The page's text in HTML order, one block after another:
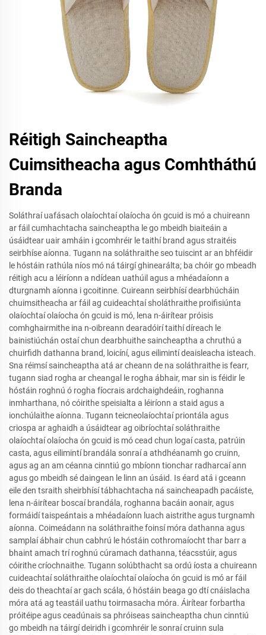
Réitigh Saincheaptha
Cuimsitheacha agus Comhtháthú
Branda
Soláthraí uafásach olaíochtaí olaíocha ón gcuid is mó a chuireann
ar fáil cumhachtacha saincheaptha le go mbeidh biaiteáin a
úsáidtear uair amháin i gcomhréir le taithí brand agus straitéis
seirbhíse aíonna. Tugann na soláthraithe seo tuiscint ar an bhféidir
le hóstáin rathúla níos mó ná táirgí ghinearálta; ba chóir go mbeadh
réitigh acu a léiríonn a ndídean uathúil agus a mhéadaíonn a
dturgnamh aíonna i gcoitinne. Cuireann seirbhísí dearbhúcháin
chuimsitheacha ar fáil ag cuideachtaí sholáthraithe proifisiúnta
olaíochtaí olaíocha ón gcuid is mó, lena n-áirítear próisis
comhghairmithe ina n-oibreann dearadóirí taithí díreach le
bainistiúchán ostaí chun dearbhuithe saincheaptha a chruthú a
chuirfidh dathanna brand, loicíní, agus eilimintí deaisleacha isteach.
Sna réimsí saincheaptha atá ar cheann de na soláthraithe is fearr,
tugann siad rogha ar cheangal le rogha ábhair, mar sin is féidir le
hóstáin roghnú ó rogha fíocrais ardchaighdeáin, roghanna
inmharthana, nó cóirithe speisialta a léiríonn a staid agus a
ionchúlaithe aíonna. Tugann teicneolaíochtaí priontála agus
criospa ar aghaidh a úsáidtear ag oibríochtaí soláthraithe
olaíochtaí olaíocha ón gcuid is mó cead chun logaí casta, patrúin
casta, agus eilimintí brandála sonraí a athdhéanamh go cruinn,
agus ag an am céanna cinntiú go mbíonn tionchar radharcaí ann
agus go mbeidh sé daingean le linn an úsáid. Is éard atá i gceann
eile den tsraith sheirbhísí tábhachtacha ná saincheapadh pacáiste,
lena n-áirítear boscaí brandála, roghanna bacáin aonair, agus
formáidí taispeántais a mhéadaíonn luach aistrithe agus turgnamh
aíonna. Coimeádann na soláthraithe foinsí móra dathanna agus
samplaí ábhair chun cabhrú le hóstáin cothromaíocht thar barr a
bhaint amach trí roghnú cúramach dathanna, téacsstúir, agus
cóirithe críochnaithe. Tugann solúbthacht sa ordú íosta a chuireann
cuideachtaí soláthraithe olaíochtaí olaíocha ón gcuid is mó ar fáil
deis do theachtaí ar gach scála, ó hóstáin beaga go dtí cnáislacha
móra atá ag teastáil uathu toirmasacha móra. Áirítear forbartha
próitéipe agus ceadúnais sa phróiseas saincheaptha chun cinntiú
go mbeidh na táirgí deiridh i gcomhréir le sonraí cruinn sula